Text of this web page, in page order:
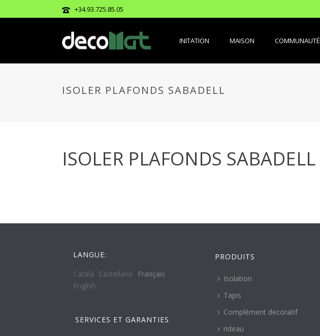
+34.93.725.85.05
INITATION MAISON COMMUNAUTÉ
ISOLER PLAFONDS SABADELL
ISOLER PLAFONDS SABADELL
LANGUE:
Català Castellano
Français
English
SERVICES ET GARANTIES
PRODUITS
Isolation
Tapis
Complément decoratif
rideau